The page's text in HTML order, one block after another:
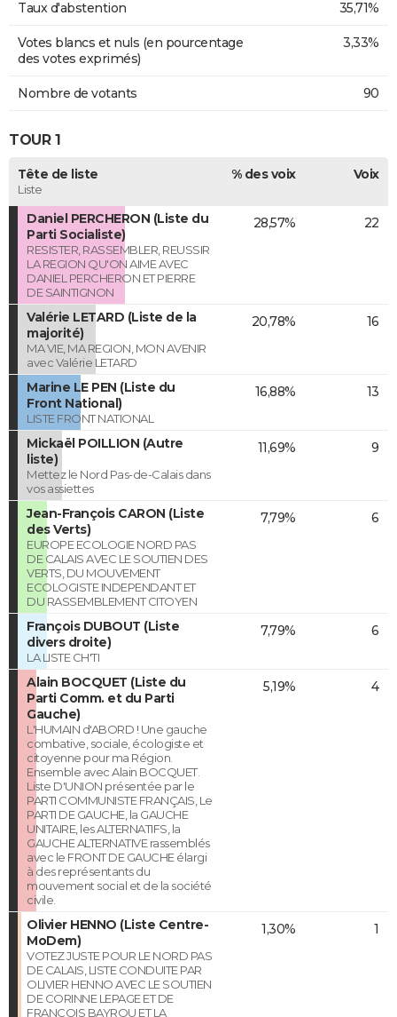
Taux d'abstention 35,71%
Votes blancs et nuls (en pourcentage
des votes exprimés)
3,33%
Nombre de votants 90
TOUR 1
Tête de liste
Liste
% des voix Voix
Daniel PERCHERON (Liste du
Parti Socialiste)
RESISTER, RASSEMBLER, REUSSIR
LA REGION QU'ON AIME AVEC
DANIEL PERCHERON ET PIERRE
DE SAINTIGNON
28,57% 22
Valérie LETARD (Liste de la
majorité)
MA VIE, MA REGION, MON AVENIR
avec Valérie LETARD
20,78% 16
Marine LE PEN (Liste du
Front National)
LISTE FRONT NATIONAL
16,88% 13
Mickaël POILLION (Autre
liste)
Mettez le Nord Pas-de-Calais dans
vos assiettes
11,69% 9
Jean-François CARON (Liste
des Verts)
EUROPE ECOLOGIE NORD PAS
DE CALAIS AVEC LE SOUTIEN DES
VERTS, DU MOUVEMENT
ECOLOGISTE INDEPENDANT ET
DU RASSEMBLEMENT CITOYEN
7,79% 6
François DUBOUT (Liste
divers droite)
LA LISTE CH'TI
7,79% 6
Alain BOCQUET (Liste du
Parti Comm. et du Parti
Gauche)
L'HUMAIN d'ABORD ! Une gauche
combative, sociale, écologiste et
citoyenne pour ma Région.
Ensemble avec Alain BOCQUET.
Liste D'UNION présentée par le
PARTI COMMUNISTE FRANÇAIS, Le
PARTI DE GAUCHE, la GAUCHE
UNITAIRE, les ALTERNATIFS, la
GAUCHE ALTERNATIVE rassemblés
avec le FRONT DE GAUCHE élargi
à des représentants du
mouvement social et de la société
civile.
5,19% 4
Olivier HENNO (Liste Centre-
MoDem)
VOTEZ JUSTE POUR LE NORD PAS
DE CALAIS, LISTE CONDUITE PAR
OLIVIER HENNO AVEC LE SOUTIEN
DE CORINNE LEPAGE ET DE
FRANCOIS BAYROU ET LA
1,30% 1